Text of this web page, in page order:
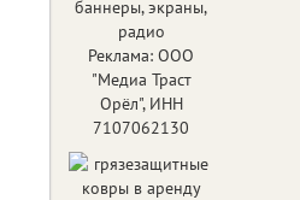
Реклама: ООО
"Медиа Траст
Орёл", ИНН
7107062130